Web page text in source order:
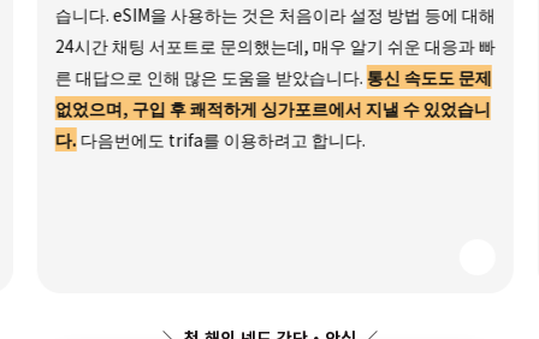
습니다. eSIM을 사용하는 것은 처음이라 설정 방법 등에 대해
24시간 채팅 서포트로 문의했는데, 매우 알기 쉬운 대응과 빠
른 대답으로 인해 많은 도움을 받았습니다. 통신 속도도 문제
없었으며, 구입 후 쾌적하게 싱가포르에서 지낼 수 있었습니
다. 다음번에도 trifa를 이용하려고 합니다.